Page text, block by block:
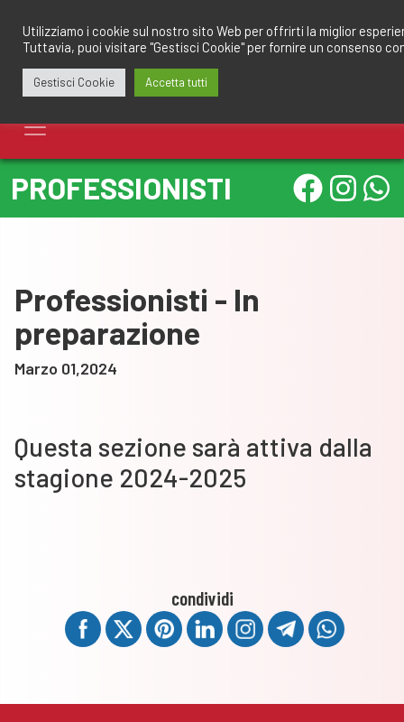
contenuto
PROFESSIONISTI
Professionisti - In
preparazione
Marzo 01,2024
Questa sezione sarà attiva dalla
stagione 2024-2025
condividi
Utilizziamo i cookie sul nostro sito Web per offrirti la miglior
Tuttavia, puoi visitare "Gestisci Cookie" per fornire un consenso
Gestisci Cookie Accetta tutti